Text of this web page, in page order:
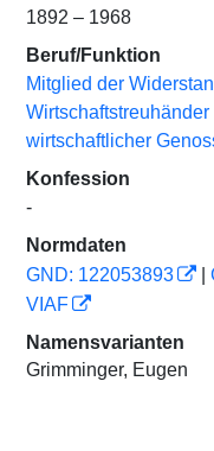
1892 – 1968
Beruf/Funktion
Mitglied der
Wirtschaftstreuhänder
wirtschaftlicher
Konfession
-
Normdaten
GND: 122053893
VIAF
Namensvarianten
Grimminger, Eugen